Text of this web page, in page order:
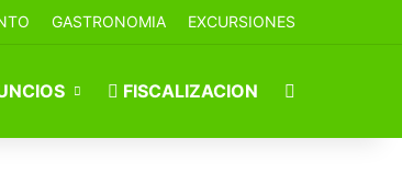
GASTRONOMIA EXCURSIONES
FISCALIZACION